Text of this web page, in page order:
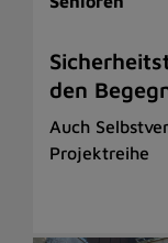
den
Auch
Projektreihe